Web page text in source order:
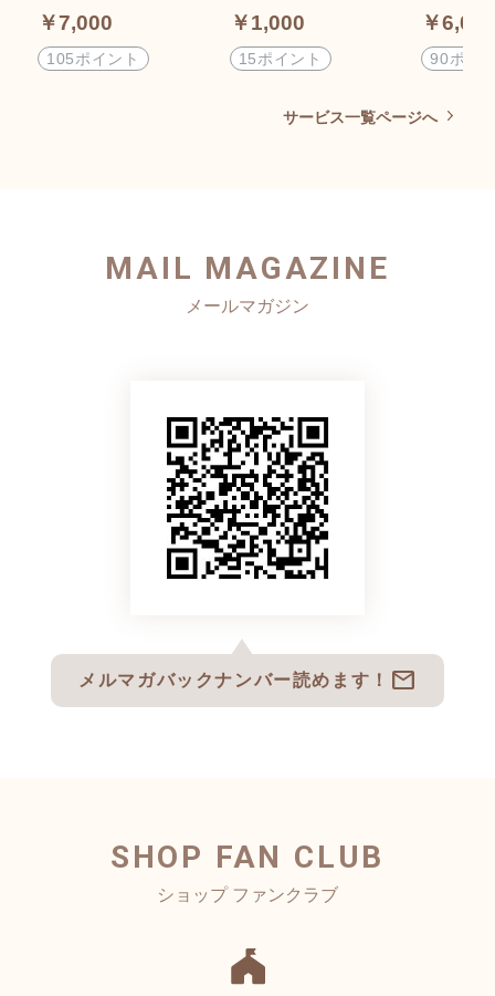
ービス【2時間】｜沖
縄県内限定｜お宅の
冷蔵庫の材料で10～1
￥7,000
105ポイント
の作り置きサービス
を実質1,000円OFFで
提供
￥1,000
15ポイント
1〜通常
￥
90ポイ
サービス一覧ページへ
MAIL MAGAZINE
メルマガバックナンバー読めます！ mail
SHOP FAN CLUB